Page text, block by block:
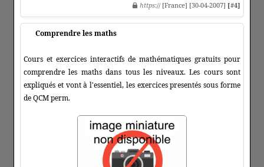
https:// [France] [30-04-2007] [#4]
Comprendre les maths
Cours et exercices interactifs de mathématiques gratuits pour
comprendre les maths dans tous les niveaux. Les cours sont
expliqués et vont à l'essentiel, les exercices presentés sous forme
de QCM perm.